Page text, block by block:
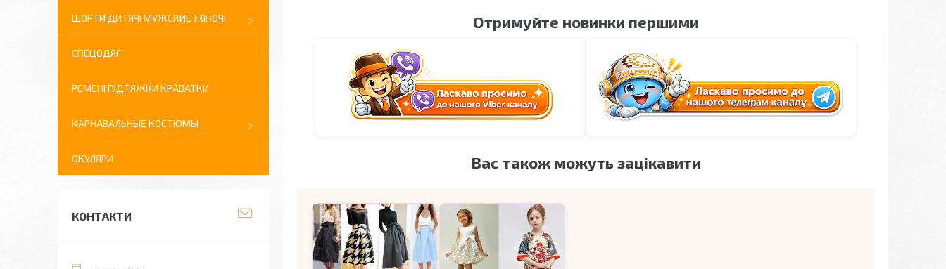
Отримуйте новинки першими
Вас також можуть зацікавити
ШОРТИ ДИТЯЧІ МУЖСКИЕ ЖІНОЧІ
СПЕЦОДЯГ
РЕМЕНІ ПІДТЯЖКИ КРАВАТКИ
КАРНАВАЛЬНЫЕ КОСТЮМЫ
ОКУЛЯРИ
КОНТАКТИ